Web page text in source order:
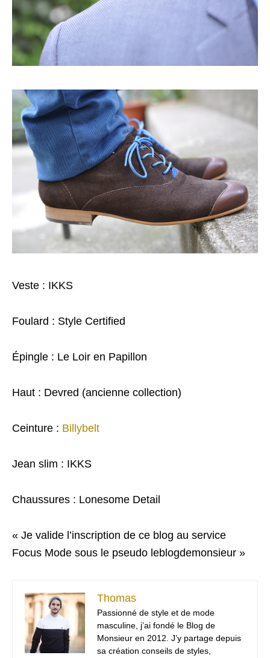
Veste : IKKS
Foulard : Style Certified
Épingle : Le Loir en Papillon
Haut : Devred (ancienne collection)
Ceinture : Billybelt
Jean slim : IKKS
Chaussures : Lonesome Detail
« Je valide l’inscription de ce blog au service
Focus Mode sous le pseudo leblogdemonsieur »
Thomas
Passionné de style et de mode
masculine, j’ai fondé le Blog de
Monsieur en 2012. J’y partage depuis
sa création conseils de styles,